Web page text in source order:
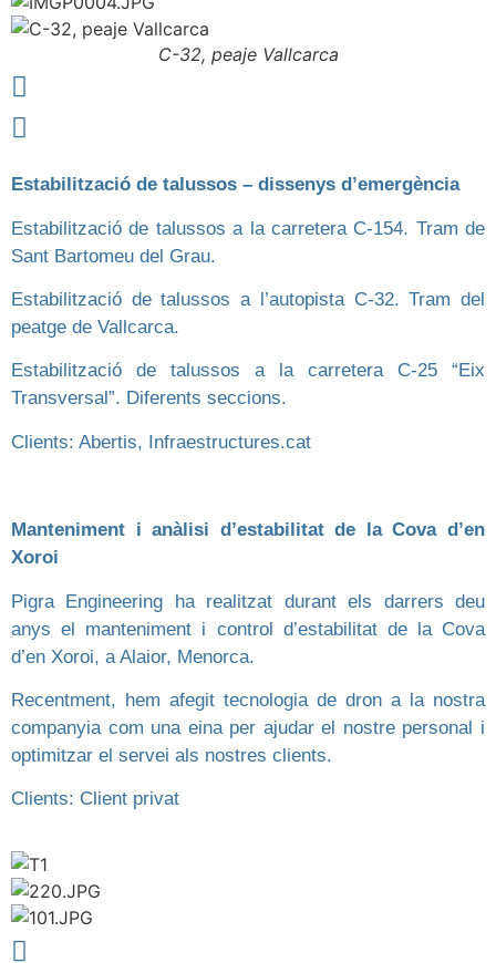
C-32, peaje Vallcarca
Estabilització de talussos – dissenys d’emergència
Estabilització de talussos a la carretera C-154. Tram de
Sant Bartomeu del Grau.
Estabilització de talussos a l’autopista C-32. Tram del
peatge de Vallcarca.
Estabilització de talussos a la carretera C-25 “Eix
Transversal”. Diferents seccions.
Clients: Abertis, Infraestructures.cat
Manteniment i anàlisi d’estabilitat de la Cova d’en
Xoroi
Pigra Engineering ha realitzat durant els darrers deu
anys el manteniment i control d’estabilitat de la Cova
d’en Xoroi, a Alaior, Menorca.
Recentment, hem afegit tecnologia de dron a la nostra
companyia com una eina per ajudar el nostre personal i
optimitzar el servei als nostres clients.
Clients: Client privat